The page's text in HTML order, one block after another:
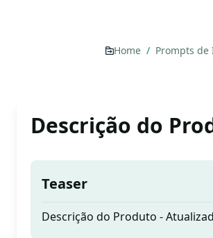
Home / Prompts de
Descrição do
Teaser
Descrição do Produto -